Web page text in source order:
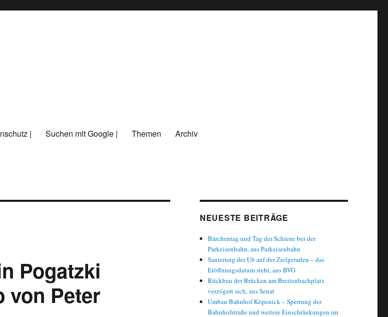
| Suchen mit Google | Themen Archiv
Pogatzki
von Peter
NEUESTE BEITRÄGE
Bärchentag und Tag der Schiene bei der
Parkeisenbahn, aus Parkeisenbahn
Sanierung der U6 auf der Zielgeraden – das
Eröffnungsdatum steht, aus BVG
Rückbau der Brücken am Breitenbachplatz
verzögert sich, aus Senat
Umbau Bahnhof Köpenick – Sperrung der
Bahnhofstraße und weitere Einschränkungen im